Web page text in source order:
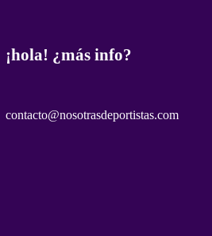
¡hola! ¿más info?
contacto@nosotrasdeportistas.com